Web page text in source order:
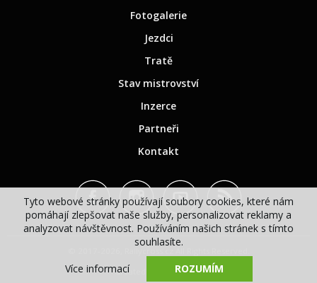
Tyto webové stránky používají soubory cookies, které nám
pomáhají zlepšovat naše služby, personalizovat reklamy a
analyzovat návštěvnost. Používáním našich stránek s tímto
souhlasíte.
Více informací
ROZUMÍM
Fotogalerie
Jezdci
Tratě
Stav mistrovství
Inzerce
Partneři
Kontakt
Created by